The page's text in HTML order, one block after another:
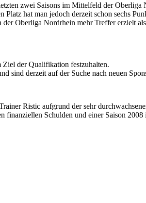
zwei Saisons im Mittelfeld der
hat man jedoch derzeit schon sechs
Oberliga Nordrhein mehr Treffer erzielt
der Qualifikation festzuhalten.
sind derzeit auf der Suche nach neuen
Ristic aufgrund der sehr
finanziellen Schulden und einer Saison